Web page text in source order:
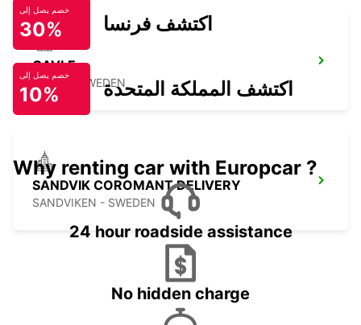
GAVLE
GAVLE - SWEDEN
SANDVIK COROMANT DELIVERY
SANDVIKEN - SWEDEN
خصم يصل إلى
30% اكتشف فرنسا
خصم يصل إلى
10% اكتشف المملكة المتحدة
Why renting car with Europcar ?
24 hour roadside assistance
No hidden charge